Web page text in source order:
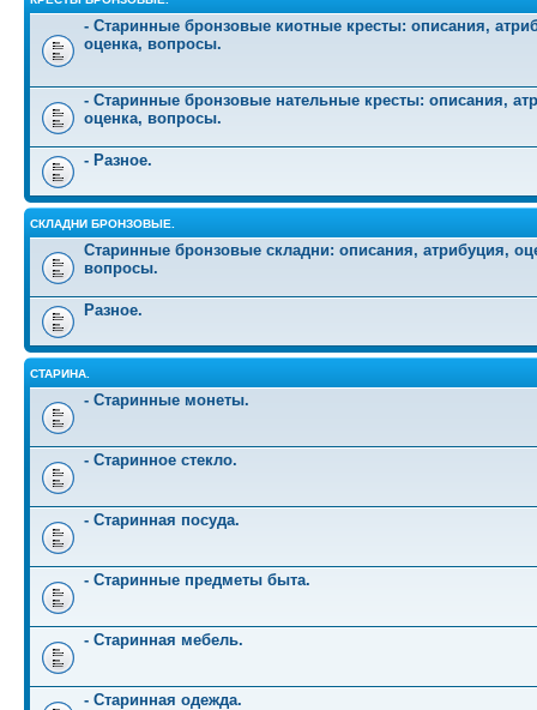
- Старинные бронзовые киотные кресты: описания,
оценка, вопросы.
- Старинные бронзовые нательные кресты: описания,
оценка, вопросы.
- Разное.
СКЛАДНИ БРОНЗОВЫЕ.
Старинные бронзовые складни: описания, атрибуция,
вопросы.
Разное.
СТАРИНА.
- Старинные монеты.
- Старинное стекло.
- Старинная посуда.
- Старинные предметы быта.
- Старинная мебель.
- Старинная одежда.